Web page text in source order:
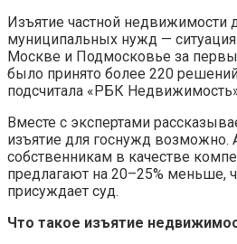
Изъятие частной недвижимости
муниципальных нужд —
Москве и Подмосковье за
было принято более 220
подсчитала «РБК
Вместе с экспертами
изъятие для госнужд возможно.
собственникам в качестве
предлагают на 20–25% меньше,
присуждает суд.
Что такое изъятие